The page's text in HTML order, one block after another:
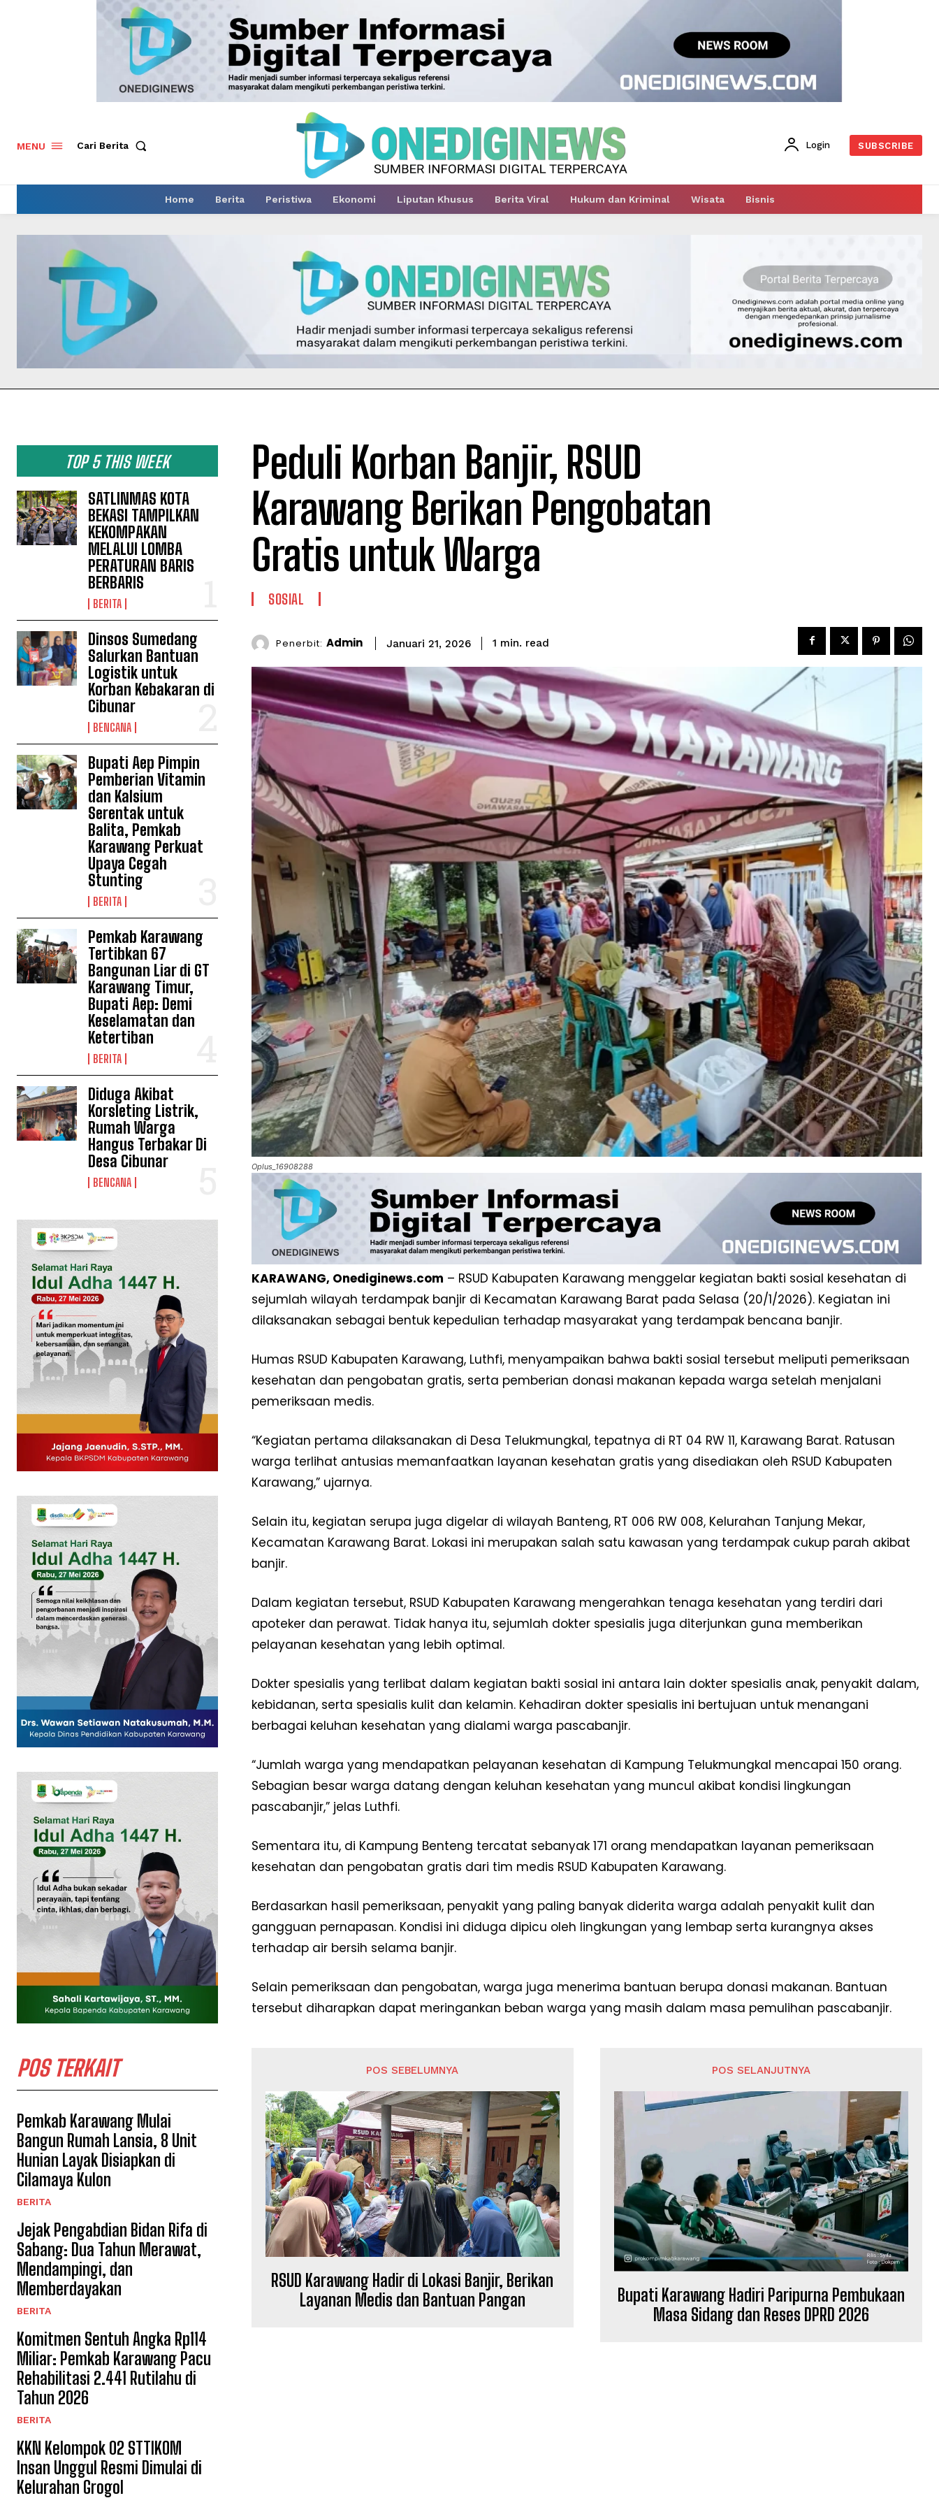
News Week
Magazine PRO
Disclaimer
Kontak Kami
Tentang Kami
Indeks Berita
MENU Cari Berita Login SUBSCRIBE
Home Berita Peristiwa Ekonomi Liputan Khusus Berita Viral Hukum dan Kriminal Wisata Bisnis
TOP 5 THIS WEEK
SATLINMAS KOTA
BEKASI TAMPILKAN
KEKOMPAKAN
MELALUI LOMBA
PERATURAN BARIS
BERBARIS
BERITA
Dinsos Sumedang
Salurkan Bantuan
Logistik untuk
Korban Kebakaran di
Cibunar
BENCANA
Bupati Aep Pimpin
Pemberian Vitamin
dan Kalsium
Serentak untuk
Balita, Pemkab
Karawang Perkuat
Upaya Cegah
Stunting
BERITA
Pemkab Karawang
Tertibkan 67
Bangunan Liar di GT
Karawang Timur,
Bupati Aep: Demi
Keselamatan dan
Ketertiban
BERITA
Diduga Akibat
Korsleting Listrik,
Rumah Warga
Hangus Terbakar Di
Desa Cibunar
BENCANA
POS TERKAIT
Pemkab Karawang Mulai
Bangun Rumah Lansia, 8 Unit
Hunian Layak Disiapkan di
Cilamaya Kulon
BERITA
Jejak Pengabdian Bidan Rifa di
Sabang: Dua Tahun Merawat,
Mendampingi, dan
Memberdayakan
BERITA
Komitmen Sentuh Angka Rp114
Miliar: Pemkab Karawang Pacu
Rehabilitasi 2.441 Rutilahu di
Tahun 2026
BERITA
KKN Kelompok 02 STTIKOM
Insan Unggul Resmi Dimulai di
Kelurahan Grogol
Peduli Korban Banjir, RSUD
Karawang Berikan Pengobatan
Gratis untuk Warga
SOSIAL
Penerbit: Admin Januari 21, 2026 1 min. read
Oplus_16908288
KARAWANG, Onediginews.com – RSUD Kabupaten Karawang menggelar kegiatan bakti sosial kesehatan di
sejumlah wilayah terdampak banjir di Kecamatan Karawang Barat pada Selasa (20/1/2026). Kegiatan ini
dilaksanakan sebagai bentuk kepedulian terhadap masyarakat yang terdampak bencana banjir.
Humas RSUD Kabupaten Karawang, Luthfi, menyampaikan bahwa bakti sosial tersebut meliputi pemeriksaan
kesehatan dan pengobatan gratis, serta pemberian donasi makanan kepada warga setelah menjalani
pemeriksaan medis.
“Kegiatan pertama dilaksanakan di Desa Telukmungkal, tepatnya di RT 04 RW 11, Karawang Barat. Ratusan
warga terlihat antusias memanfaatkan layanan kesehatan gratis yang disediakan oleh RSUD Kabupaten
Karawang,” ujarnya.
Selain itu, kegiatan serupa juga digelar di wilayah Banteng, RT 006 RW 008, Kelurahan Tanjung Mekar,
Kecamatan Karawang Barat. Lokasi ini merupakan salah satu kawasan yang terdampak cukup parah akibat
banjir.
Dalam kegiatan tersebut, RSUD Kabupaten Karawang mengerahkan tenaga kesehatan yang terdiri dari
apoteker dan perawat. Tidak hanya itu, sejumlah dokter spesialis juga diterjunkan guna memberikan
pelayanan kesehatan yang lebih optimal.
Dokter spesialis yang terlibat dalam kegiatan bakti sosial ini antara lain dokter spesialis anak, penyakit dalam,
kebidanan, serta spesialis kulit dan kelamin. Kehadiran dokter spesialis ini bertujuan untuk menangani
berbagai keluhan kesehatan yang dialami warga pascabanjir.
“Jumlah warga yang mendapatkan pelayanan kesehatan di Kampung Telukmungkal mencapai 150 orang.
Sebagian besar warga datang dengan keluhan kesehatan yang muncul akibat kondisi lingkungan
pascabanjir,” jelas Luthfi.
Sementara itu, di Kampung Benteng tercatat sebanyak 171 orang mendapatkan layanan pemeriksaan
kesehatan dan pengobatan gratis dari tim medis RSUD Kabupaten Karawang.
Berdasarkan hasil pemeriksaan, penyakit yang paling banyak diderita warga adalah penyakit kulit dan
gangguan pernapasan. Kondisi ini diduga dipicu oleh lingkungan yang lembap serta kurangnya akses
terhadap air bersih selama banjir.
Selain pemeriksaan dan pengobatan, warga juga menerima bantuan berupa donasi makanan. Bantuan
tersebut diharapkan dapat meringankan beban warga yang masih dalam masa pemulihan pascabanjir.
POS SEBELUMNYA
RSUD Karawang Hadir di Lokasi Banjir, Berikan
Layanan Medis dan Bantuan Pangan
POS SELANJUTNYA
Bupati Karawang Hadiri Paripurna Pembukaan
Masa Sidang dan Reses DPRD 2026